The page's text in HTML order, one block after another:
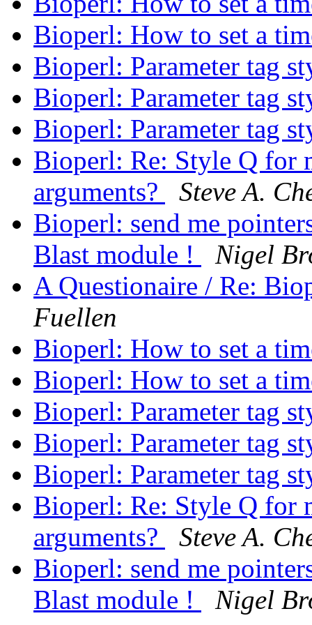
Bioperl: How to set a
Bioperl: Parameter tag
Bioperl: Parameter tag
Bioperl: Parameter tag
Bioperl: Re: Style Q for
arguments?
Steve A.
Bioperl: send me
Blast module !
Nigel
A Questionaire / Re:
Fuellen
Bioperl: How to set a
Bioperl: How to set a
Bioperl: Parameter tag
Bioperl: Parameter tag
Bioperl: Parameter tag
Bioperl: Re: Style Q for
arguments?
Steve A.
Bioperl: send me
Blast module !
Nigel